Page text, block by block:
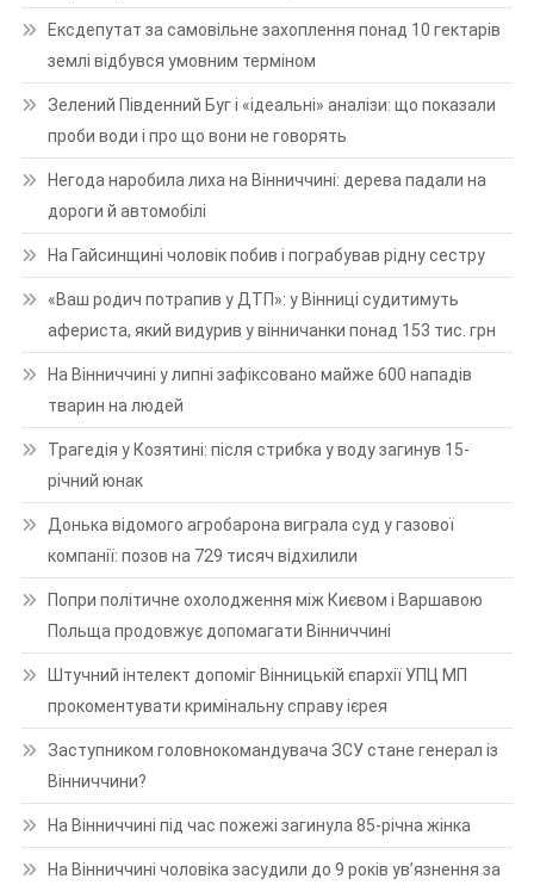
Ексдепутат за самовільне захоплення понад 10 гектарів
землі відбувся умовним терміном
Зелений Південний Буг і «ідеальні» аналізи: що показали
проби води і про що вони не говорять
Негода наробила лиха на Вінниччині: дерева падали на
дороги й автомобілі
На Гайсинщині чоловік побив і пограбував рідну сестру
«Ваш родич потрапив у ДТП»: у Вінниці судитимуть
афериста, який видурив у вінничанки понад 153 тис. грн
На Вінниччині у липні зафіксовано майже 600 нападів
тварин на людей
Трагедія у Козятині: після стрибка у воду загинув 15-
річний юнак
Донька відомого агробарона виграла суд у газової
компанії: позов на 729 тисяч відхилили
Попри політичне охолодження між Києвом і Варшавою
Польща продовжує допомагати Вінниччині
Штучний інтелект допоміг Вінницькій єпархії УПЦ МП
прокоментувати кримінальну справу ієрея
Заступником головнокомандувача ЗСУ стане генерал із
Вінниччини?
На Вінниччині під час пожежі загинула 85-річна жінка
На Вінниччині чоловіка засудили до 9 років ув’язнення за